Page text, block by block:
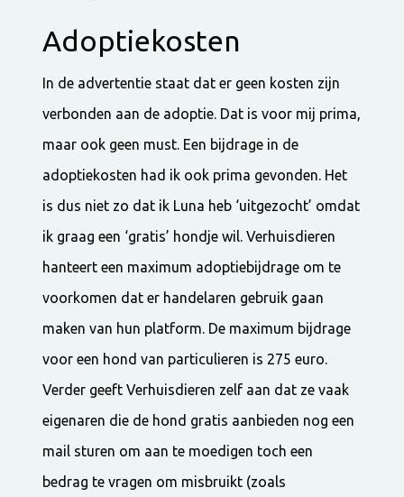
Adoptiekosten
In de advertentie staat dat er geen kosten zijn
verbonden aan de adoptie. Dat is voor mij prima,
maar ook geen must. Een bijdrage in de
adoptiekosten had ik ook prima gevonden. Het
is dus niet zo dat ik Luna heb ‘uitgezocht’ omdat
ik graag een ‘gratis’ hondje wil. Verhuisdieren
hanteert een maximum adoptiebijdrage om te
voorkomen dat er handelaren gebruik gaan
maken van hun platform. De maximum bijdrage
voor een hond van particulieren is 275 euro.
Verder geeft Verhuisdieren zelf aan dat ze vaak
eigenaren die de hond gratis aanbieden nog een
mail sturen om aan te moedigen toch een
bedrag te vragen om misbruikt (zoals